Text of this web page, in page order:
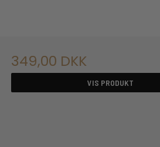
349,00 DKK
VIS PRODUKT